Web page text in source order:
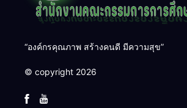
“องค์กรคุณภาพ สร้างคนดี มีความสุข”
© copyright 2026